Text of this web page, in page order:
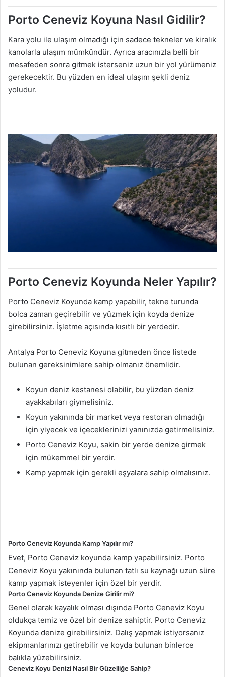
Porto Ceneviz Koyuna Nasıl Gidilir?
Kara yolu ile ulaşım olmadığı için sadece tekneler ve kiralık
kanolarla ulaşım mümkündür. Ayrıca aracınızla belli bir
mesafeden sonra gitmek isterseniz uzun bir yol yürümeniz
gerekecektir. Bu yüzden en ideal ulaşım şekli deniz
yoludur.
Porto Ceneviz Koyunda Neler Yapılır?
Porto Ceneviz Koyunda kamp yapabilir, tekne turunda
bolca zaman geçirebilir ve yüzmek için koyda denize
girebilirsiniz. İşletme açısında kısıtlı bir yerdedir.
Antalya Porto Ceneviz Koyuna gitmeden önce listede
bulunan gereksinimlere sahip olmanız önemlidir.
Koyun deniz kestanesi olabilir, bu yüzden deniz
ayakkabıları giymelisiniz.
Koyun yakınında bir market veya restoran olmadığı
için yiyecek ve içeceklerinizi yanınızda getirmelisiniz.
Porto Ceneviz Koyu, sakin bir yerde denize girmek
için mükemmel bir yerdir.
Kamp yapmak için gerekli eşyalara sahip olmalısınız.
Porto Ceneviz Koyunda Kamp Yapılır mı?
Evet, Porto Ceneviz koyunda kamp yapabilirsiniz. Porto
Ceneviz Koyu yakınında bulunan tatlı su kaynağı uzun süre
kamp yapmak isteyenler için özel bir yerdir.
Porto Ceneviz Koyunda Denize Girilir mi?
Genel olarak kayalık olması dışında Porto Ceneviz Koyu
oldukça temiz ve özel bir denize sahiptir. Porto Ceneviz
Koyunda denize girebilirsiniz. Dalış yapmak istiyorsanız
ekipmanlarınızı getirebilir ve koyda bulunan binlerce
balıkla yüzebilirsiniz.
Ceneviz Koyu Denizi Nasıl Bir Güzelliğe Sahip?